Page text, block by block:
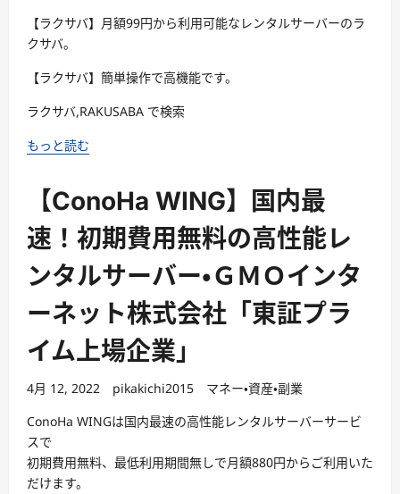
【ラクサバ】月額99円から利用可能なレンタルサーバーのラ
クサバ。
【ラクサバ】簡単操作で高機能です。
ラクサバ,RAKUSABA で検索
もっと読む
【ConoHa WING】国内最
速！初期費用無料の高性能レ
ンタルサーバー・ＧＭＯインタ
ーネット株式会社「東証プラ
イム上場企業」
4月 12, 2022 pikakichi2015
マネー・資産・副業
ConoHa WINGは国内最速の高性能レンタルサーバーサービ
スで
初期費用無料、最低利用期間無しで月額880円からご利用いた
だけます。